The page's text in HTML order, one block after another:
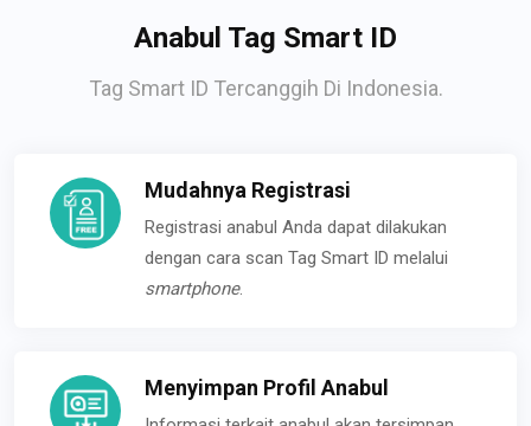
Anabul Tag Smart ID
Tag Smart ID Tercanggih Di Indonesia.
Mudahnya Registrasi
Registrasi anabul Anda dapat dilakukan
dengan cara scan Tag Smart ID melalui
smartphone.
Menyimpan Profil Anabul